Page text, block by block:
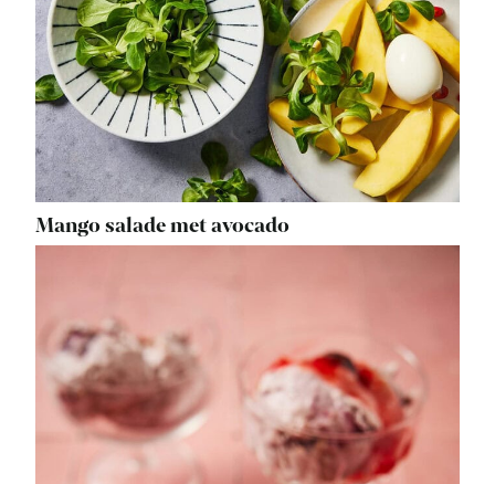
Mango salade met avocado